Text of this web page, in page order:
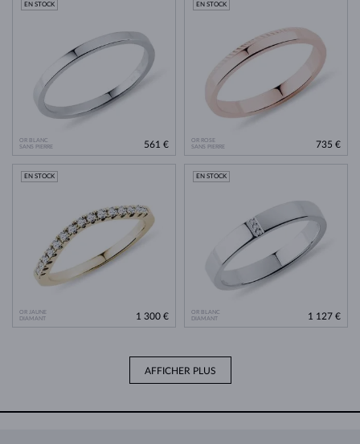
OR BLANC
SANS PIERRE
EN STOCK
561 €
OR ROSE
SANS PIERRE
EN STOCK
735 €
OR JAUNE
DIAMANT
EN STOCK
1 300 €
OR BLANC
DIAMANT
EN STOCK
1 127 €
AFFICHER PLUS